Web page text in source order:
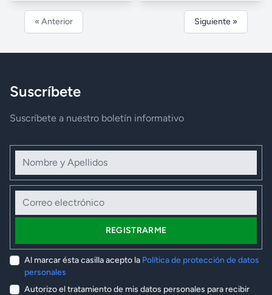
« Anterior Siguiente »
Suscríbete
Suscríbete a nuestro boletín informativo
Nombre y Apellidos
Correo electrónico
REGISTRARME
Al marcar ésta casilla acepto la Política de protección de datos
personales
Autorizo el tratamiento de mis datos personales para recibir